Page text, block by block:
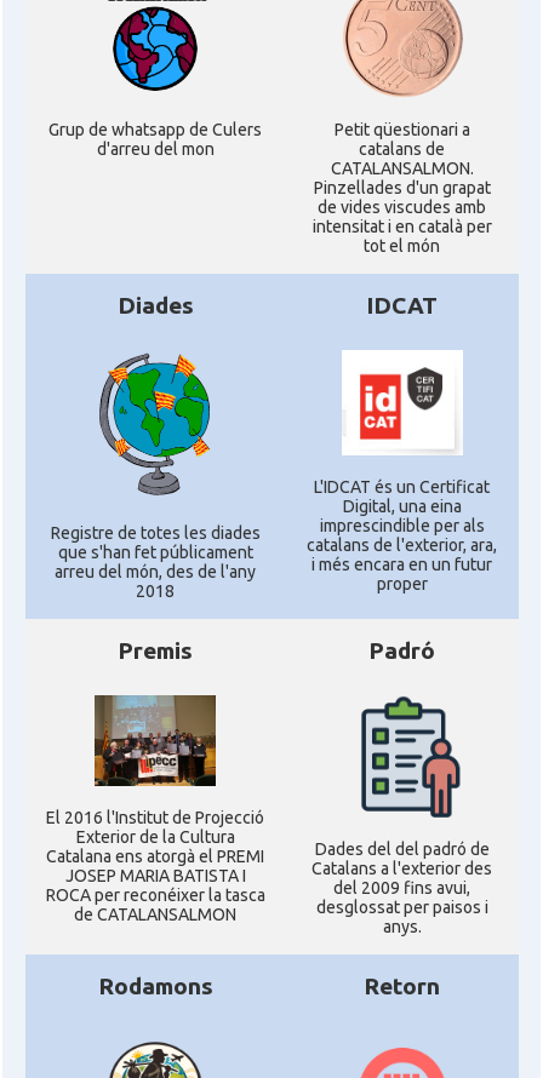
Grup de whatsapp de Culers
d'arreu del mon
Petit qüestionari a
catalans de
CATALANSALMON.
Pinzellades d'un grapat
de vides viscudes amb
intensitat i en català per
tot el món
Diades
Registre de totes les diades
que s'han fet públicament
arreu del món, des de l'any
2018
IDCAT
L'IDCAT és un Certificat
Digital, una eina
imprescindible per als
catalans de l'exterior, ara,
i més encara en un futur
proper
Premis
El 2016 l'Institut de Projecció
Exterior de la Cultura
Catalana ens atorgà el PREMI
JOSEP MARIA BATISTA I
ROCA per reconéixer la tasca
de CATALANSALMON
Padró
Dades del del padró de
Catalans a l'exterior des
del 2009 fins avui,
desglossat per paisos i
anys.
Rodamons Retorn